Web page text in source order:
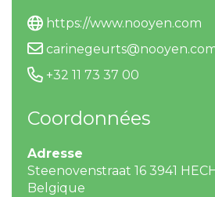
https://www.nooyen.com
+32 11 73 37 00
Coordonnées
Adresse
Steenovenstraat 16 3941
Belgique